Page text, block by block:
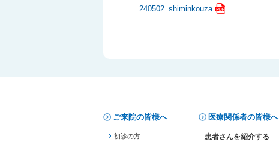
240502_shiminkouza
ご来院の皆様へ
初診の方
医療関係者の皆様へ